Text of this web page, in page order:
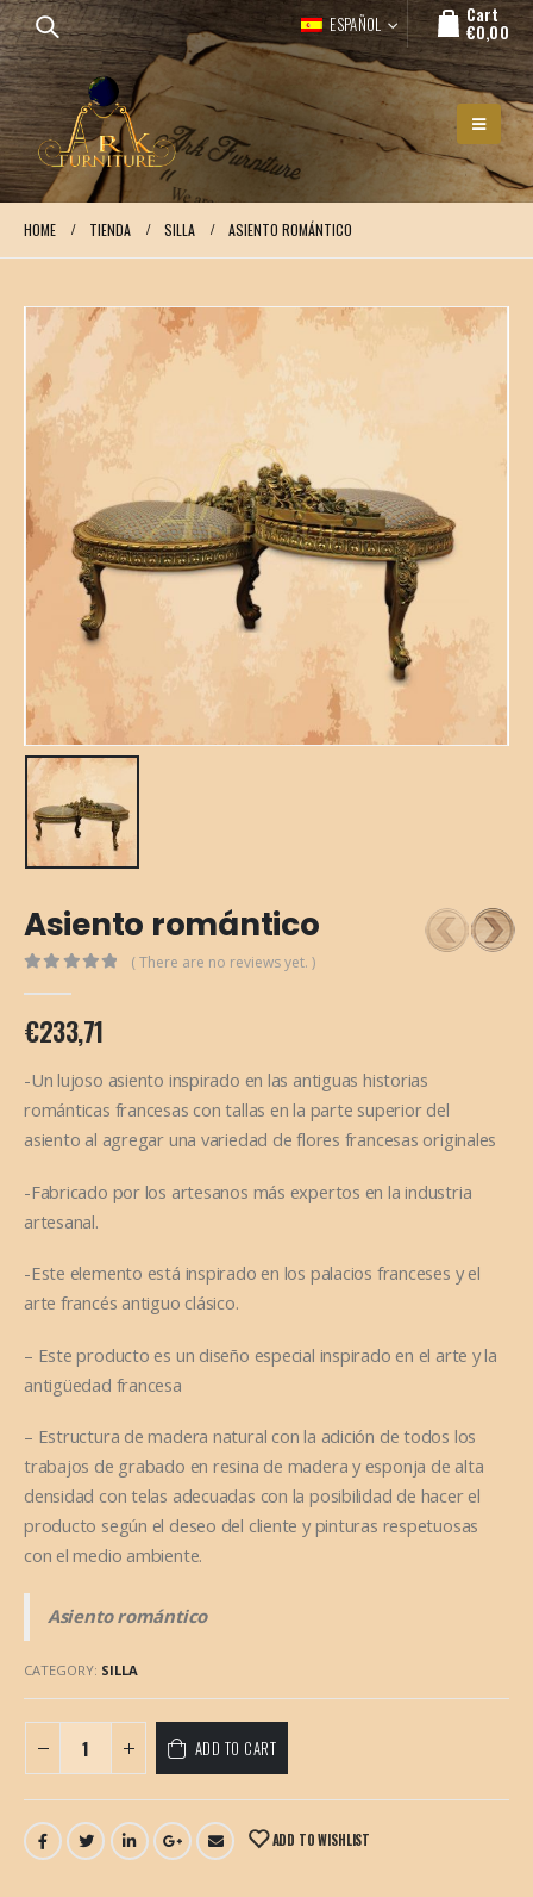
ESPAÑOL Cart
€0,00
HOME TIENDA SILLA ASIENTO ROMÁNTICO
Asiento romántico
( There are no reviews yet. )
€233,71
-Un lujoso asiento inspirado en las antiguas historias
románticas francesas con tallas en la parte superior del
asiento al agregar una variedad de flores francesas originales
-Fabricado por los artesanos más expertos en la industria
artesanal.
-Este elemento está inspirado en los palacios franceses y el
arte francés antiguo clásico.
– Este producto es un diseño especial inspirado en el arte y la
antigüedad francesa
– Estructura de madera natural con la adición de todos los
trabajos de grabado en resina de madera y esponja de alta
densidad con telas adecuadas con la posibilidad de hacer el
producto según el deseo del cliente y pinturas respetuosas
con el medio ambiente.
Asiento romántico
CATEGORY: SILLA
ADD TO CART
ADD TO WISHLIST